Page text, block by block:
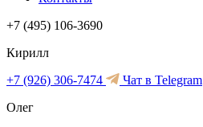
+7 (495) 106-3690
Кирилл
+7 (926) 306-7474
Чат в Telegram
Олег